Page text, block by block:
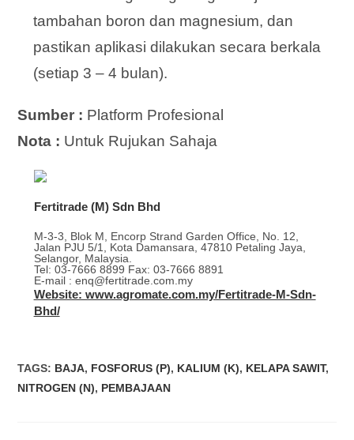
tambahan boron dan magnesium, dan
pastikan aplikasi dilakukan secara berkala
(setiap 3 – 4 bulan).
Sumber : Platform Profesional
Nota : Untuk Rujukan Sahaja
Fertitrade (M) Sdn Bhd
M-3-3, Blok M, Encorp Strand Garden Office, No. 12,
Jalan PJU 5/1, Kota Damansara, 47810 Petaling Jaya,
Selangor, Malaysia.
Tel: 03-7666 8899 Fax: 03-7666 8891
E-mail : enq@fertitrade.com.my
Website: www.agromate.com.my/Fertitrade-M-Sdn-
Bhd/
TAGS: BAJA, FOSFORUS (P), KALIUM (K), KELAPA SAWIT,
NITROGEN (N), PEMBAJAAN